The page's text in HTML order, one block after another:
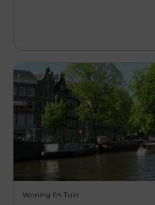
Woning En Tuin